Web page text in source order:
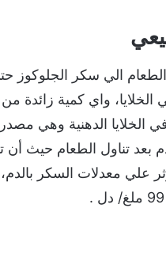
الي سكر الجلوكوز
الخلايا، واي كمية
الخلايا الدهنية وهي
بعد تناول الطعام حيث